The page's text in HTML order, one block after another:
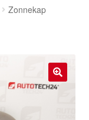
Zonnekap
🔍